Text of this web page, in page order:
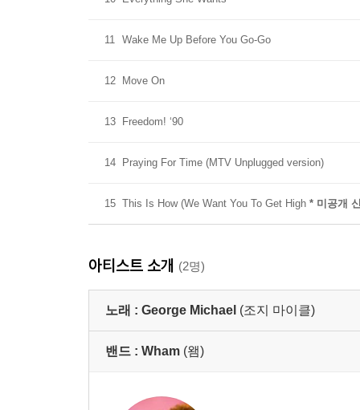
11 Wake Me Up Before You Go-Go
12 Move On
13 Freedom! ‘90
14 Praying For Time (MTV Unplugged version)
15 This Is How (We Want You To Get High * 미공개
아티스트 소개 (2명)
노래 : George Michael (조지 마이클)
밴드 : Wham (왬)